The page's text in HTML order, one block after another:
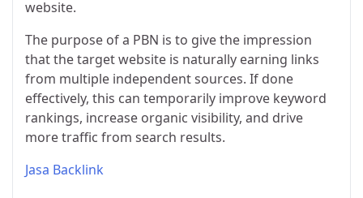
website.
The purpose of a PBN is to give the impression
that the target website is naturally earning links
from multiple independent sources. If done
effectively, this can temporarily improve keyword
rankings, increase organic visibility, and drive
more traffic from search results.
Jasa Backlink